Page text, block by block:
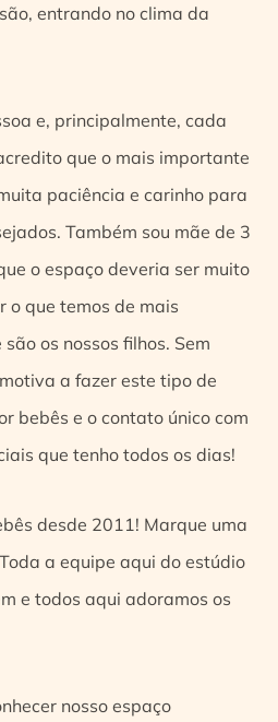
entrando no clima da
e, principalmente, cada
que o mais importante
paciência e carinho para
Também sou mãe de 3
o espaço deveria ser muito
que temos de mais
os nossos filhos. Sem
a fazer este tipo de
bebês e o contato único com
que tenho todos os dias!
desde 2011! Marque uma
a equipe aqui do estúdio
e todos aqui adoramos os
nosso espaço